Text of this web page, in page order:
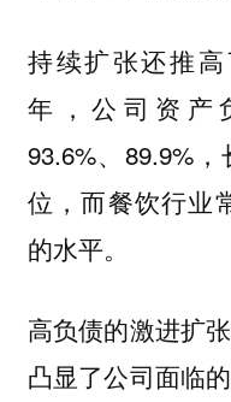
持续扩张还推高
年，公司资产
93.6%、89.9%
位，而餐饮行业
的水平。
高负债的激进扩
凸显了公司面临